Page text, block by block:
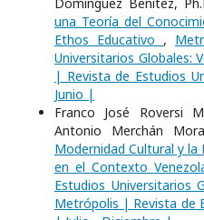
una Teoría del
Ethos Educativo ,
Universitarios Globales:
| Revista de Estudios
Junio |
Franco José Roversi
Antonio Merchán
Modernidad Cultural y
en el Contexto
Estudios Universitarios
Metrópolis | Revista de